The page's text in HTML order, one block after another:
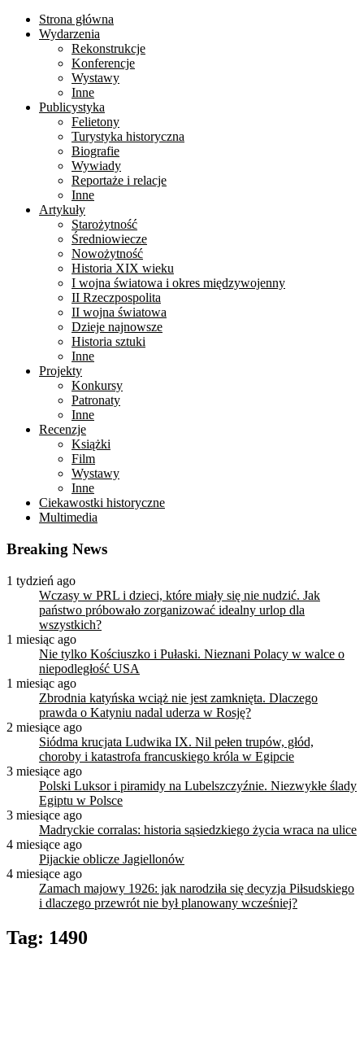
Strona główna
Wydarzenia
Rekonstrukcje
Konferencje
Wystawy
Inne
Publicystyka
Felietony
Turystyka historyczna
Biografie
Wywiady
Reportaże i relacje
Inne
Artykuły
Starożytność
Średniowiecze
Nowożytność
Historia XIX wieku
I wojna światowa i okres międzywojenny
II Rzeczpospolita
II wojna światowa
Dzieje najnowsze
Historia sztuki
Inne
Projekty
Konkursy
Patronaty
Inne
Recenzje
Książki
Film
Wystawy
Inne
Ciekawostki historyczne
Multimedia
Breaking News
1 tydzień ago
Wczasy w PRL i dzieci, które miały się nie nudzić. Jak
państwo próbowało zorganizować idealny urlop dla
wszystkich?
1 miesiąc ago
Nie tylko Kościuszko i Pułaski. Nieznani Polacy w walce o
niepodległość USA
1 miesiąc ago
Zbrodnia katyńska wciąż nie jest zamknięta. Dlaczego
prawda o Katyniu nadal uderza w Rosję?
2 miesiące ago
Siódma krucjata Ludwika IX. Nil pełen trupów, głód,
choroby i katastrofa francuskiego króla w Egipcie
3 miesiące ago
Polski Luksor i piramidy na Lubelszczyźnie. Niezwykłe ślady
Egiptu w Polsce
3 miesiące ago
Madryckie corralas: historia sąsiedzkiego życia wraca na ulice
4 miesiące ago
Pijackie oblicze Jagiellonów
4 miesiące ago
Zamach majowy 1926: jak narodziła się decyzja Piłsudskiego
i dlaczego przewrót nie był planowany wcześniej?
Tag: 1490